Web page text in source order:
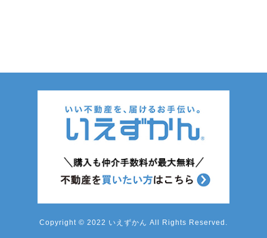
Copyright © 2022 いえずかん All Rights Reserved.